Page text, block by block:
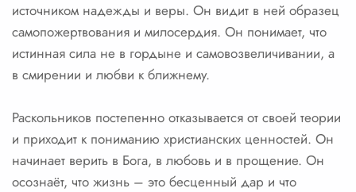
источником надежды и веры. Он видит в ней образец
самопожертвования и милосердия. Он понимает, что
истинная сила не в гордыне и самовозвеличивании, а
в смирении и любви к ближнему.
Раскольников постепенно отказывается от своей теории
и приходит к пониманию христианских ценностей. Он
начинает верить в Бога, в любовь и в прощение. Он
осознаёт, что жизнь – это бесценный дар и что